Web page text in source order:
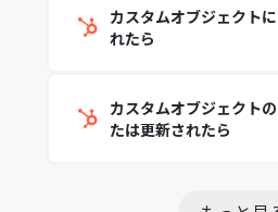
カスタムオブジェクト
れたら
カスタムオブジェクト
たは更新されたら